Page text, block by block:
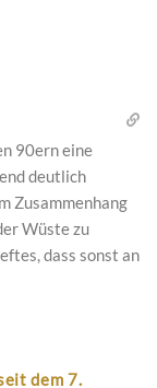
90ern eine
deutlich
Zusammenhang
Wüste zu
dass sonst an
dem 7.